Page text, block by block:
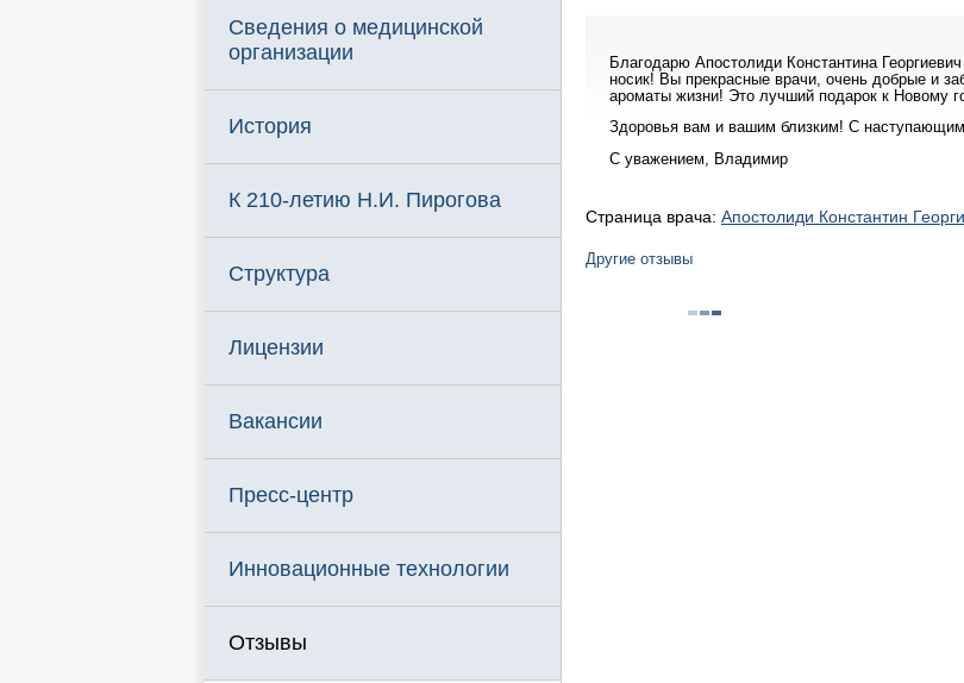
Сведения о медицинской
организации
История
К 210-летию Н.И. Пирогова
Структура
Лицензии
Вакансии
Пресс-центр
Инновационные технологии
Отзывы
Благодарю Апостолиди Константина
носик! Вы прекрасные врачи, очень добрые и
ароматы жизни! Это лучший подарок к Новому
Здоровья вам и вашим близким! С
С уважением, Владимир
Страница врача: Апостолиди Константин
Другие отзывы